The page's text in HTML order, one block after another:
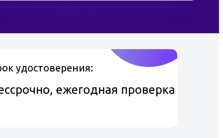
удостоверения:
ежегодная проверка